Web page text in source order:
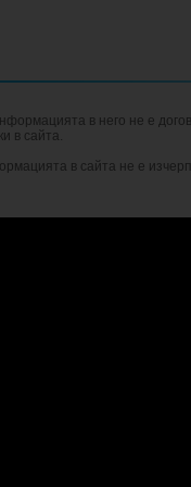
в него не е
в сайта.
в сайта не е